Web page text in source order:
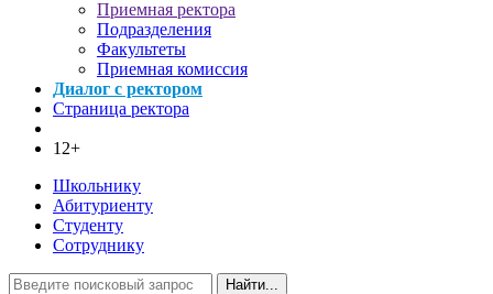
Приемная ректора
Подразделения
Факультеты
Приемная комиссия
Диалог с ректором
Страница ректора
12+
Школьнику
Абитуриенту
Студенту
Сотруднику
Найти...